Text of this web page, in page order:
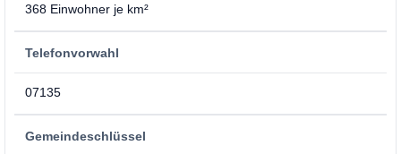
368 Einwohner je km²
Telefonvorwahl
07135
Gemeindeschlüssel